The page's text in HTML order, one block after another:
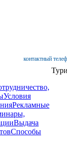
контактный
Условия
Рекламные
Выдача
Способы